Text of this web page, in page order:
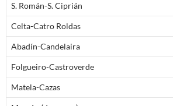
S. Román-S. Ciprián
Celta-Catro Roldas
Abadín-Candelaira
Folgueiro-Castroverde
Matela-Cazas